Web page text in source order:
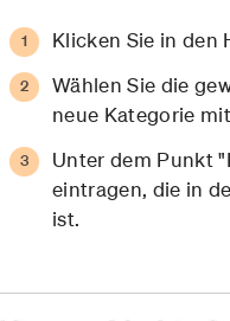
Klicken Sie in den
Wählen Sie die
neue Kategorie
Unter dem Punkt
eintragen, die in
ist.